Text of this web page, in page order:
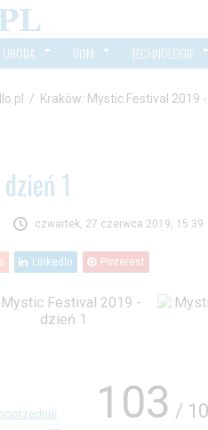
DOM TECHNOLOGIE
/ Kraków: Mystic Festival 2019 -
1
czwartek, 27 czerwca 2019, 15:39
LinkedIn Pinterest
103 /